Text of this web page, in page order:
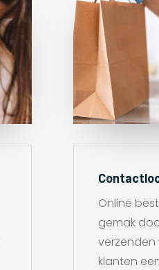
Online
gemak
verzenden
klanten